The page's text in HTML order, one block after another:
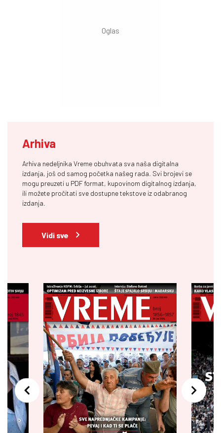
Arhiva
Arhiva nedeljnika Vreme obuhvata sva naša digitalna
izdanja, još od samog početka našeg rada. Svi brojevi se
mogu preuzeti u PDF format, kupovinom digitalnog izdanja,
ili možete pročitati sve dostupne tekstove iz odabranog
izdanja.
Vidi sve